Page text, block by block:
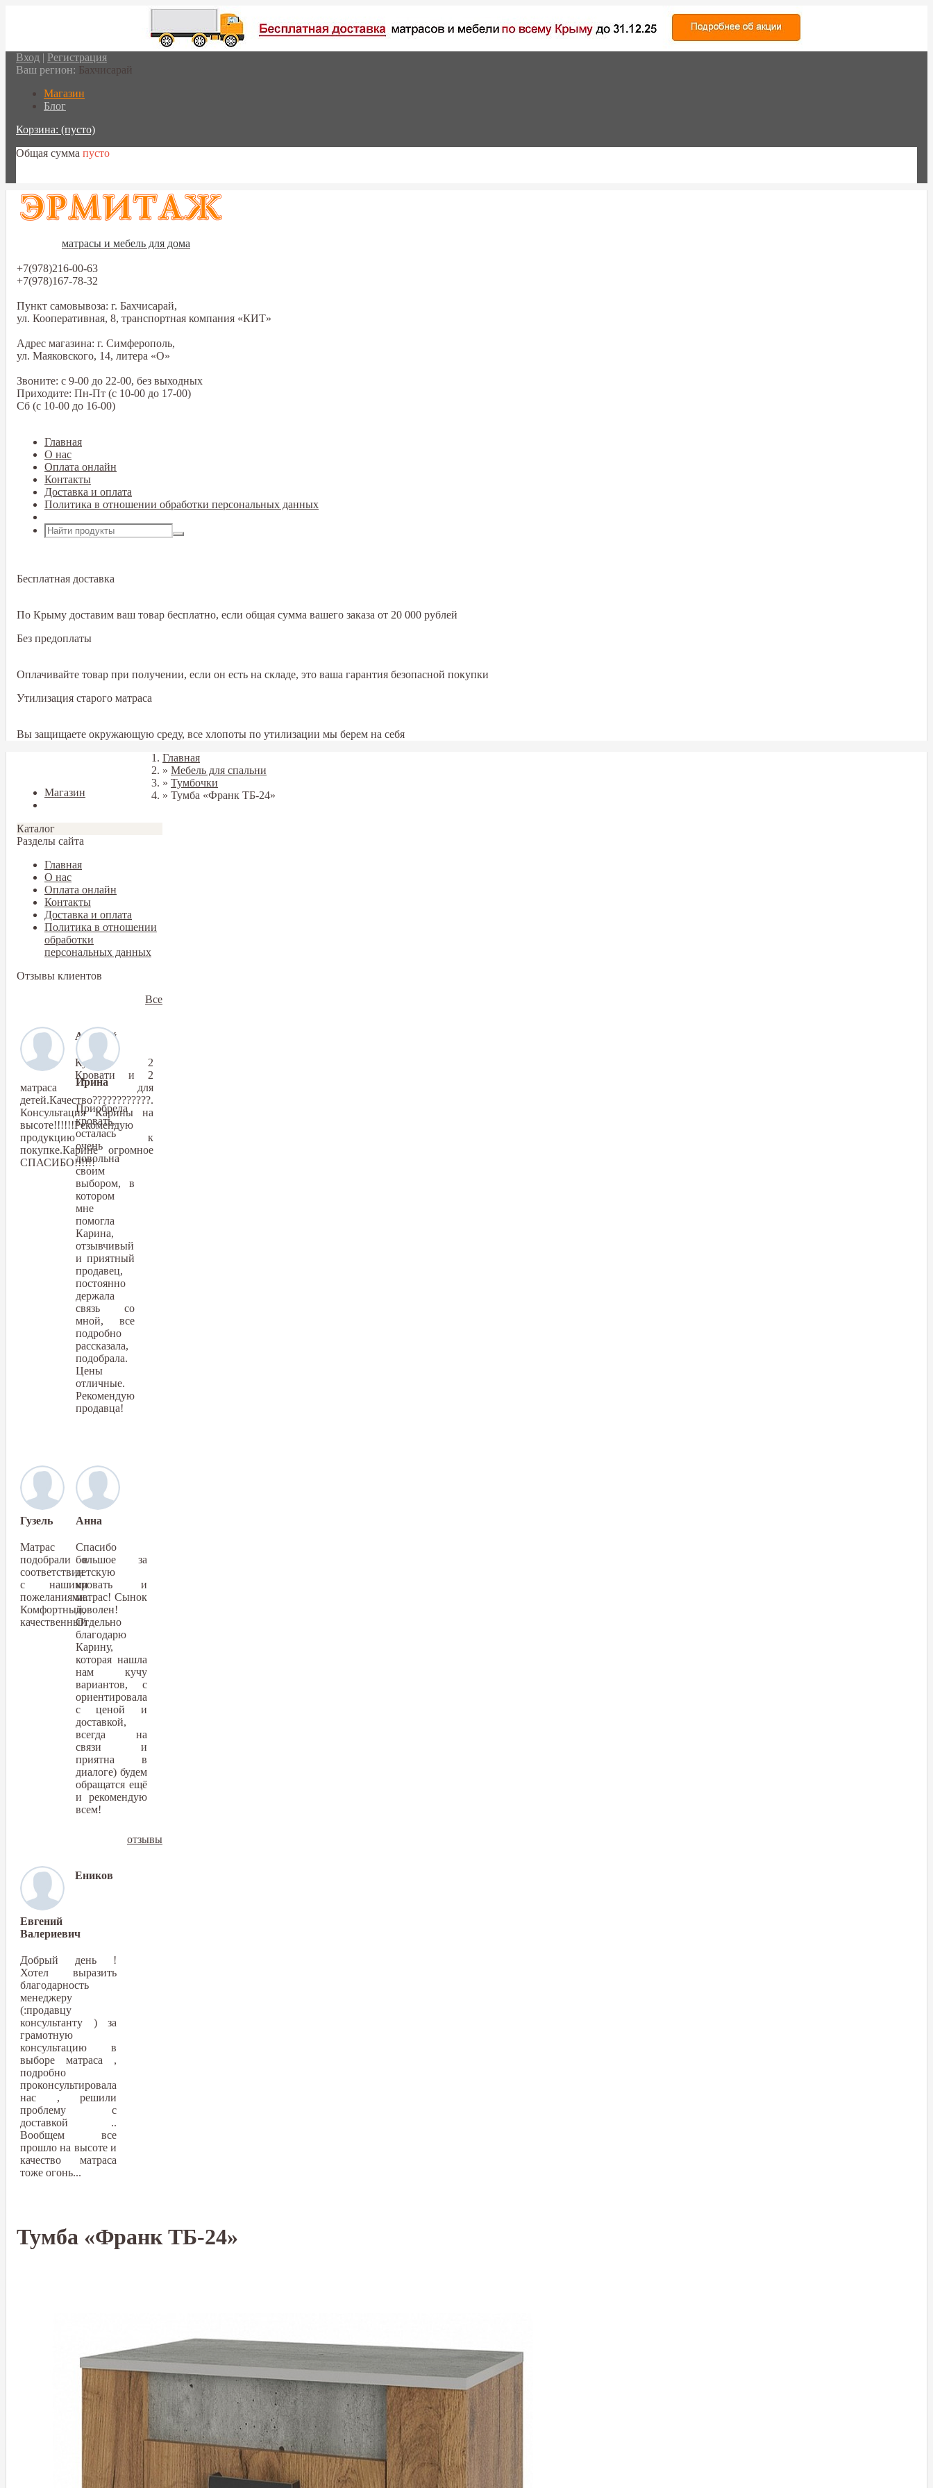
Вход | Регистрация
Ваш регион: Бахчисарай
Магазин
Блог
Корзина: (пусто)
Общая сумма пусто
матрасы и мебель для дома
+7(978)216-00-63
+7(978)167-78-32
Пункт самовывоза: г. Бахчисарай,
ул. Кооперативная, 8, транспортная компания «КИТ»
Адрес магазина: г. Симферополь,
ул. Маяковского, 14, литера «О»
Звоните: с 9-00 до 22-00, без выходных
Приходите: Пн-Пт (с 10-00 до 17-00)
Сб (с 10-00 до 16-00)
Главная
О нас
Оплата онлайн
Контакты
Доставка и оплата
Политика в отношении обработки персональных данных
Бесплатная доставка
По Крыму доставим ваш товар бесплатно, если общая сумма вашего заказа от 20 000 рублей
Без предоплаты
Оплачивайте товар при получении, если он есть на складе, это ваша гарантия безопасной покупки
Утилизация старого матраса
Вы защищаете окружающую среду, все хлопоты по утилизации мы берем на себя
Магазин
Каталог
Разделы сайта
Главная
О нас
Оплата онлайн
Контакты
Доставка и оплата
Политика в отношении
обработки
персональных данных
Отзывы клиентов
Алексей
Купили 2
Кровати и 2
матраса для
детей.Качество????????????.
Консультация Карины на
высоте!!!!!!Рекомендую
продукцию к
покупке.Карине огромное
СПАСИБО!!!!!!
Ирина
Приобрела
кровать,
осталась
очень
довольна
своим
выбором, в
котором
мне
помогла
Карина,
отзывчивый
и приятный
продавец,
постоянно
держала
связь со
мной, все
подробно
рассказала,
подобрала.
Цены
отличные.
Рекомендую
продавца!
Гузель
Матрас
подобрали в
соответствии
с нашими
пожеланиями.
Комфортный,
качественный
Анна
Спасибо
большое за
детскую
кровать и
матрас! Сынок
доволен!
Отдельно
благодарю
Карину,
которая нашла
нам кучу
вариантов, с
ориентировала
с ценой и
доставкой,
всегда на
связи и
приятна в
диалоге) будем
обращатся ещё
и рекомендую
всем!
Еников
Евгений
Валериевич
Добрый день !
Хотел выразить
благодарность
менеджеру
(:продавцу
консультанту ) за
грамотную
консультацию в
выборе матраса ,
подробно
проконсультировала
нас , решили
проблему с
доставкой ..
Вообщем все
прошло на высоте и
качество матраса
тоже огонь...
Все
отзывы
Главная
» Мебель для спальни
» Тумбочки
» Тумба «Франк ТБ-24»
Тумба «Франк ТБ-24»